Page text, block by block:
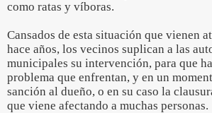
como ratas y víboras.
Cansados de esta situación que vienen
hace años, los vecinos suplican a las
municipales su intervención, para que
problema que enfrentan, y en un
sanción al dueño, o en su caso la
que viene afectando a muchas personas.